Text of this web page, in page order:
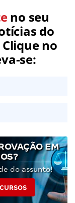
no seu
do
no
se:
EM
do assunto!